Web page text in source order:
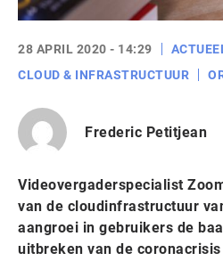
28 APRIL 2020 - 14:29
CLOUD & INFRASTRUCTUUR
Frederic Petitjean
Videovergaderspecialist
van de cloudinfrastructuur
aangroei in gebruikers de
uitbreken van de